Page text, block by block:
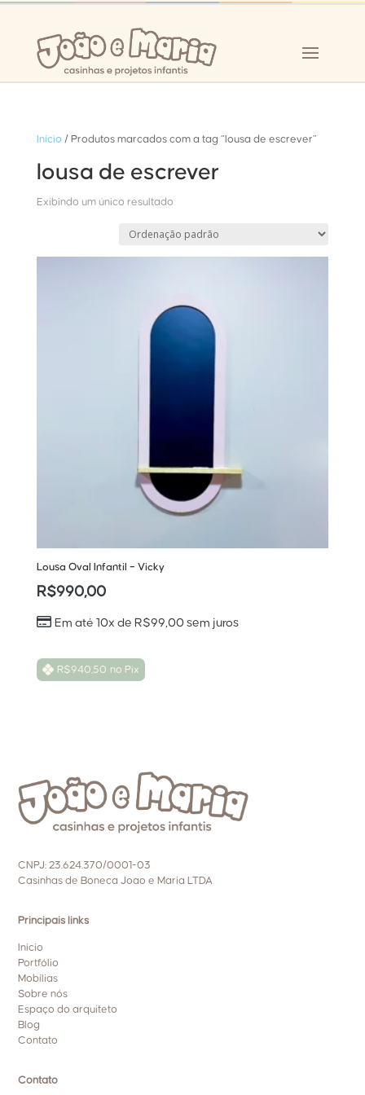
Início / Produtos marcados com a tag “lousa de escrever”
lousa de escrever
Exibindo um único resultado
Lousa Oval Infantil – Vicky
R$990,00
Em até 10x de R$99,00 sem juros
R$940,50 no Pix
CNPJ: 23.624.370/0001-03
Casinhas de Boneca Joao e Maria LTDA
Principais links
Início
Portfólio
Mobílias
Sobre nós
Espaço do arquiteto
Blog
Contato
Contato